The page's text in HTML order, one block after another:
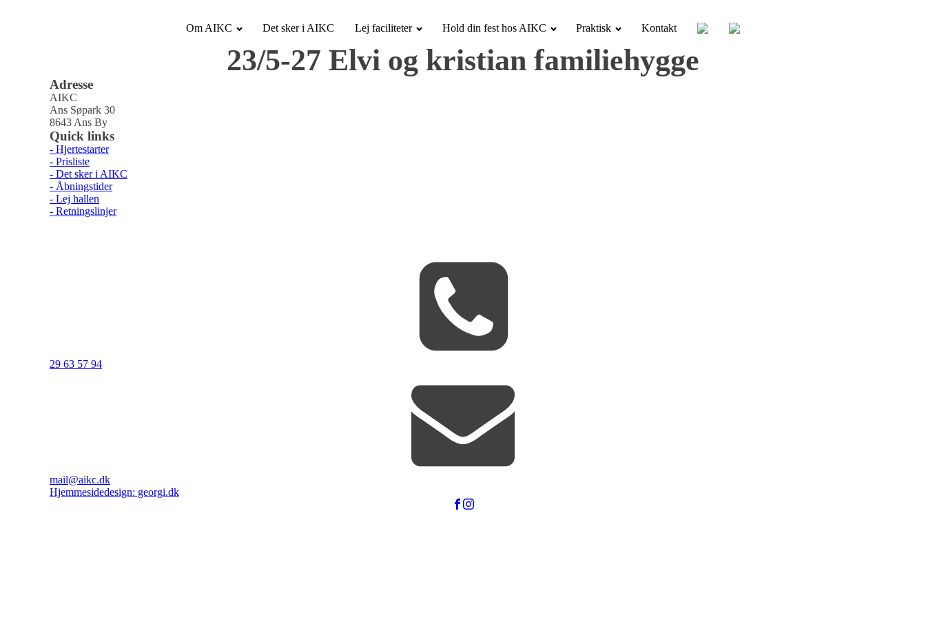
Om AIKC Det sker i AIKC Lej faciliteter Hold din fest hos AIKC Praktisk Kontakt
23/5-27 Elvi og kristian familiehygge
Adresse
AIKC
Ans Søpark 30
8643 Ans By
Quick links
- Hjertestarter
- Prisliste
- Det sker i AIKC
- Åbningstider
- Lej hallen
- Retningslinjer
29 63 57 94
mail@aikc.dk
Hjemmesidedesign: georgi.dk